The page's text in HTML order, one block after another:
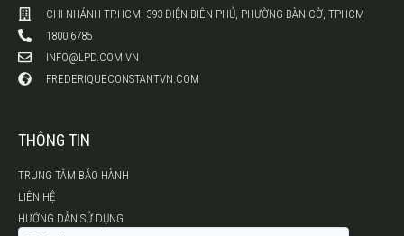
CHI NHÁNH TP.HCM: 393 ĐIỆN BIÊN PHỦ, PHƯỜNG BÀN CỜ, TPHCM
1800 6785
INFO@LPD.COM.VN
FREDERIQUECONSTANTVN.COM
THÔNG TIN
TRUNG TÂM BẢO HÀNH
LIÊN HỆ
HƯỚNG DẪN SỬ DỤNG